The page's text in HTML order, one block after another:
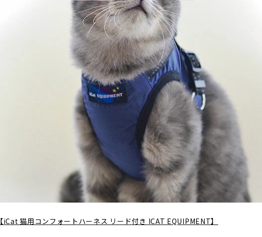
【iCat 猫用コンフォートハーネス リード付き ICAT EQUIPMENT】